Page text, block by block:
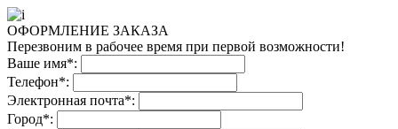
ОФОРМЛЕНИЕ ЗАКАЗА
Перезвоним в рабочее время при первой возможности!
Ваше имя*:
Телефон*:
Электронная почта*:
Город*: